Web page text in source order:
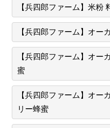
【兵四郎ファーム】米粉
【兵四郎ファーム】オー
【兵四郎ファーム】オー
蜜
【兵四郎ファーム】オー
リー蜂蜜